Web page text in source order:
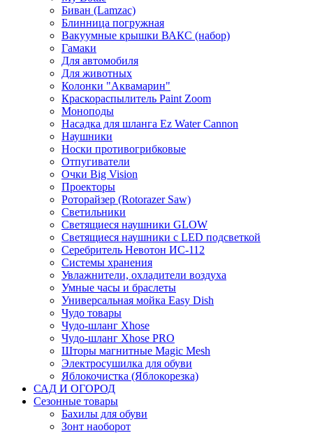
Биван (Lamzac)
Блинница погружная
Вакуумные крышки ВАКС (набор)
Гамаки
Для автомобиля
Для животных
Колонки "Аквамарин"
Краскораспылитель Paint Zoom
Моноподы
Насадка для шланга Ez Water Cannon
Наушники
Носки противогрибковые
Отпугиватели
Очки Big Vision
Проекторы
Роторайзер (Rotorazer Saw)
Светильники
Светящиеся наушники GLOW
Светящиеся наушники с LED подсветкой
Серебритель Невотон ИС-112
Системы хранения
Увлажнители, охладители воздуха
Умные часы и браслеты
Универсальная мойка Easy Dish
Чудо товары
Чудо-шланг Xhose
Чудо-шланг Xhose PRO
Шторы магнитные Magic Mesh
Электросушилка для обуви
Яблокочистка (Яблокорезка)
САД И ОГОРОД
Сезонные товары
Бахилы для обуви
Зонт наоборот